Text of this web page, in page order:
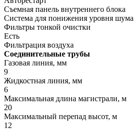
Съемная панель внутреннего блока
Система для понижения уровня шума
Фильтры тонкой очистки
Есть
Фильтрация воздуха
Соединительные трубы
Газовая линия, мм
9
Жидкостная линия, мм
6
Максимальная длина магистрали, м
20
Максимальный перепад высот, м
12